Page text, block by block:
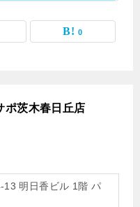
0
ポ茨木春日丘店
13 明日香ビル 1階 パ